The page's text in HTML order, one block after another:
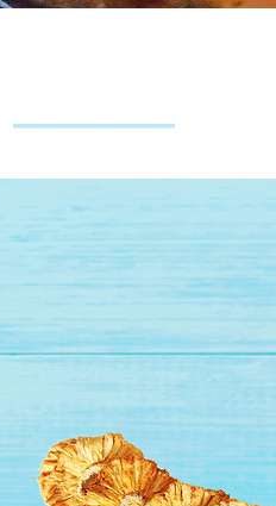
1#
בוחרים מארז
באתר